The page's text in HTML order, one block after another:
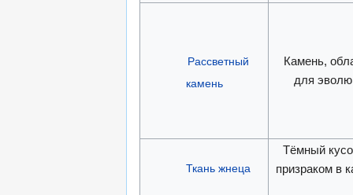
Рассветный
камень
Камень,
для
Ткань жнеца
Тёмный
призраком в